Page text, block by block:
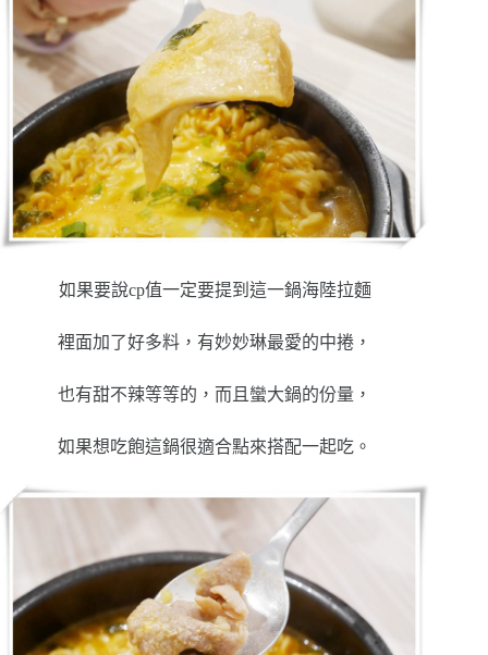
如果要說cp值一定要提到這一鍋海陸拉麵
裡面加了好多料，有妙妙琳最愛的中捲，
也有甜不辣等等的，而且蠻大鍋的份量，
如果想吃飽這鍋很適合點來搭配一起吃。